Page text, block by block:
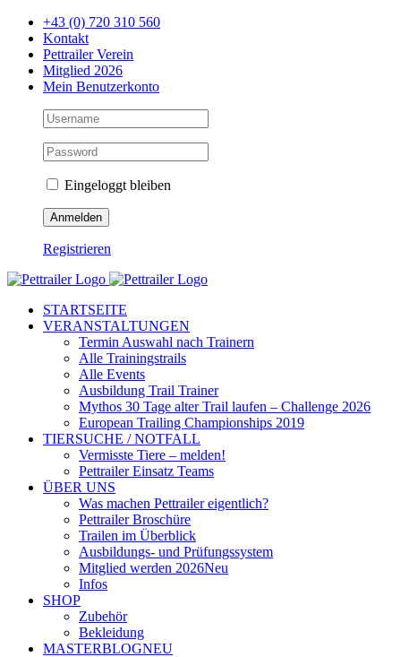
Zum
Inhalt
springen
+43 (0) 720 310 560
Kontakt
Pettrailer Verein
Mitglied 2026
Mein Benutzerkonto
Eingeloggt bleiben
Registrieren
Facebook
X
YouTube
Instagram
STARTSEITE
VERANSTALTUNGEN
Termin Auswahl nach Trainern
Alle Trainingstrails
Alle Events
Ausbildung Trail Trainer
Mythos 30 Tage alter Trail laufen – Challenge 2026
European Trailing Championships 2019
TIERSUCHE / NOTFALL
Vermisste Tiere – melden!
Pettrailer Einsatz Teams
ÜBER UNS
Was machen Pettrailer eigentlich?
Pettrailer Broschüre
Trailen im Überblick
Ausbildungs- und Prüfungssystem
Mitglied werden 2026Neu
Infos
SHOP
Zubehör
Bekleidung
MASTERBLOGNEU